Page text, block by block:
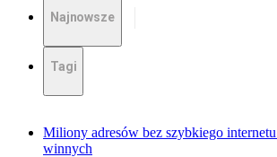
Najnowsze
Tagi
Miliony adresów bez szybkiego
winnych